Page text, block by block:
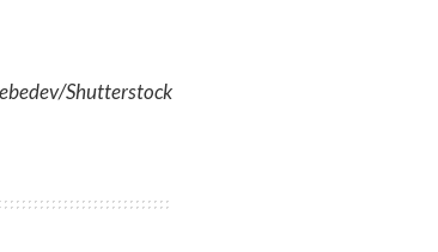
Shutterstock